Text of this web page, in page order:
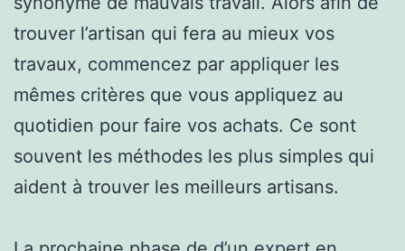
trouver l’artisan qui fera au mieux vos
travaux, commencez par appliquer les
mêmes critères que vous appliquez au
quotidien pour faire vos achats. Ce sont
souvent les méthodes les plus simples qui
aident à trouver les meilleurs artisans.